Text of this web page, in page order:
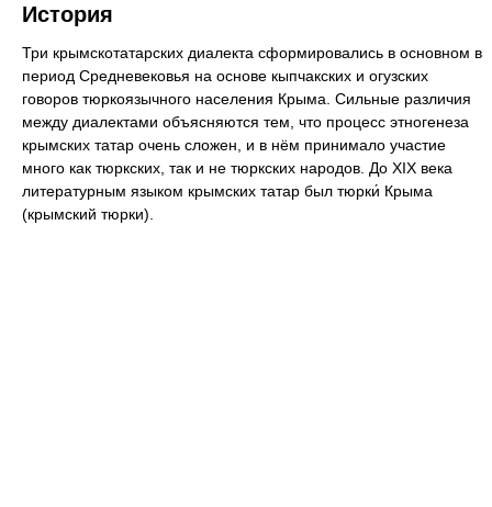
История
Три крымскотатарских диалекта сформировались в основном в
период Средневековья на основе кыпчакских и огузских
говоров тюркоязычного населения Крыма. Сильные различия
между диалектами объясняются тем, что процесс этногенеза
крымских татар очень сложен, и в нём принимало участие
много как тюркских, так и не тюркских народов. До XIX века
литературным языком крымских татар был тюрки́ Крыма
(крымский тюрки).